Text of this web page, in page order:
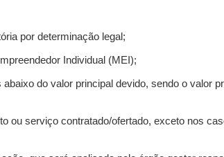
por determinação legal;
Individual (MEI);
do valor principal devido, sendo o valor
ou serviço contratado/ofertado, exceto nos